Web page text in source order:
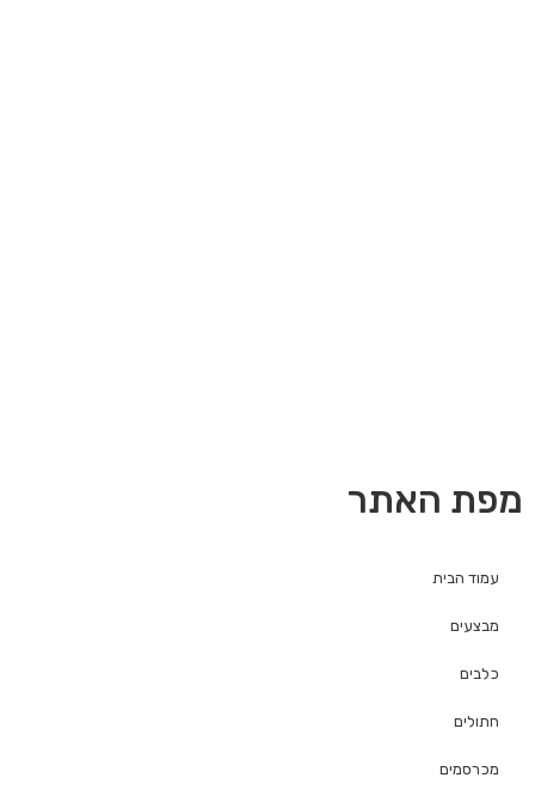
מפת האתר
עמוד הבית
מבצעים
כלבים
חתולים
מכרסמים